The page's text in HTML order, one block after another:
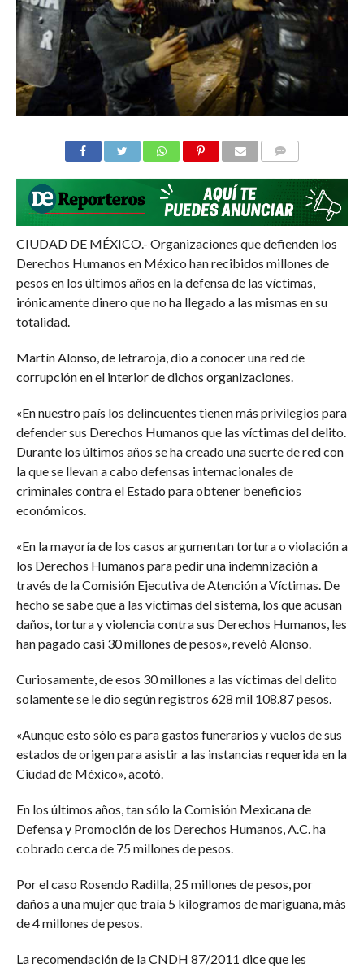
CIUDAD DE MÉXICO.- Organizaciones que defienden los
Derechos Humanos en México han recibidos millones de
pesos en los últimos años en la defensa de las víctimas,
irónicamente dinero que no ha llegado a las mismas en su
totalidad.
Martín Alonso, de letraroja, dio a conocer una red de
corrupción en el interior de dichos organizaciones.
«En nuestro país los delincuentes tienen más privilegios para
defender sus Derechos Humanos que las víctimas del delito.
Durante los últimos años se ha creado una suerte de red con
la que se llevan a cabo defensas internacionales de
criminales contra el Estado para obtener beneficios
económicos.
«En la mayoría de los casos argumentan tortura o violación a
los Derechos Humanos para pedir una indemnización a
través de la Comisión Ejecutiva de Atención a Víctimas. De
hecho se sabe que a las víctimas del sistema, los que acusan
daños, tortura y violencia contra sus Derechos Humanos, les
han pagado casi 30 millones de pesos», reveló Alonso.
Curiosamente, de esos 30 millones a las víctimas del delito
solamente se le dio según registros 628 mil 108.87 pesos.
«Aunque esto sólo es para gastos funerarios y vuelos de sus
estados de origen para asistir a las instancias requerida en la
Ciudad de México», acotó.
En los últimos años, tan sólo la Comisión Mexicana de
Defensa y Promoción de los Derechos Humanos, A.C. ha
cobrado cerca de 75 millones de pesos.
Por el caso Rosendo Radilla, 25 millones de pesos, por
daños a una mujer que traía 5 kilogramos de mariguana, más
de 4 millones de pesos.
La recomendación de la CNDH 87/2011 dice que les